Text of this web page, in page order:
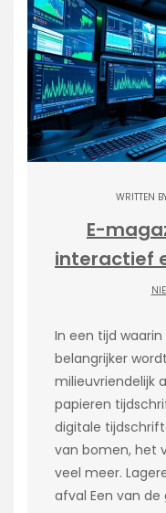
WRITTEN
E-
interactief
In een tijd
belangrijker
milieuvriendelijk
papieren
digitale
van bomen, het
veel meer.
afval Een van